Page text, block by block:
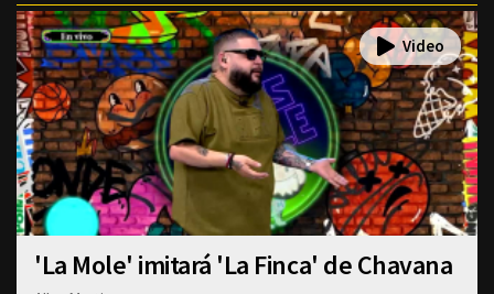
'La Mole' imitará 'La Finca' de Chavana